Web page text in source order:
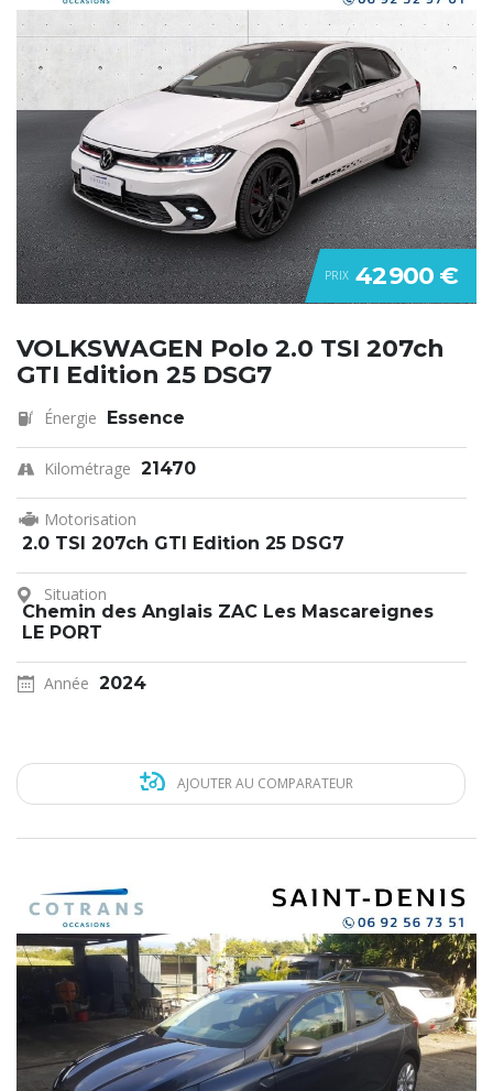
PRIX 42 900 €
VOLKSWAGEN Polo 2.0 TSI 207ch
GTI Edition 25 DSG7
Énergie Essence
Kilométrage 21470
Motorisation
2.0 TSI 207ch GTI Edition 25 DSG7
Situation
Chemin des Anglais ZAC Les Mascareignes
LE PORT
Année 2024
AJOUTER AU COMPARATEUR